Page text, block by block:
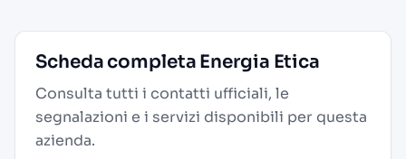
Scheda completa Energia Etica
Consulta tutti i contatti ufficiali, le
segnalazioni e i servizi disponibili per questa
azienda.